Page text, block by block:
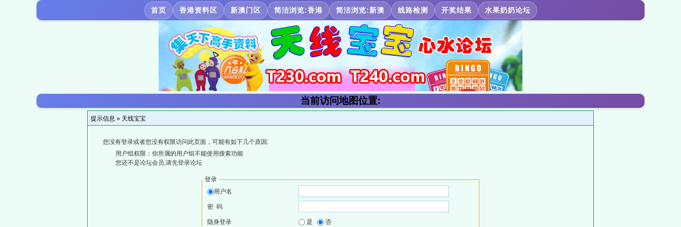
首页 香港资料区 新澳门区 简洁浏览:香港 简洁浏览:新澳 线路检测 开奖结果 水果奶奶论坛
当前访问地图位置:
提示信息 » 天线宝宝
您没有登录或者您没有权限访问此页面，可能有如下几个原因:
用户组权限：你所属的用户组不能使用搜索功能
您还不是论坛会员,请先登录论坛
登录
用户名
密 码
隐身登录 是 否